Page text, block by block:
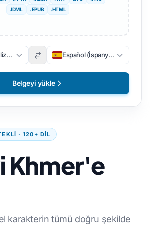
· 120+ DIL
Khmer'e
karakterin tümü doğru şekilde
.IDML
. EPUB .HTML
Español (İspanyolca)
Belgeyi yükle